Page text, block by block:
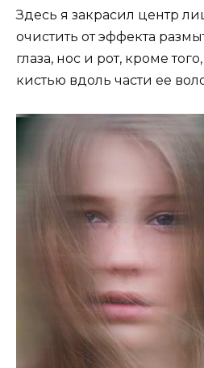
Здесь я закрасил центр
очистить от эффекта
глаза, нос и рот, кроме
кистью вдоль части ее